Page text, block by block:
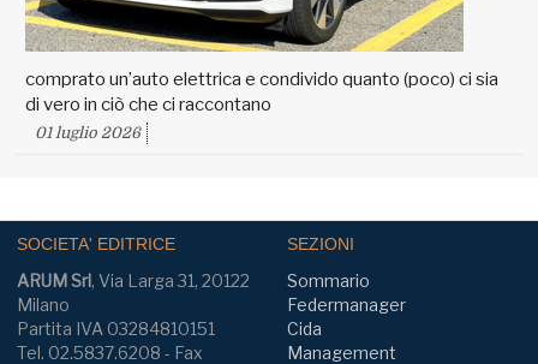
comprato un’auto elettrica e condivido quanto (poco) ci sia
di vero in ciò che ci raccontano
01 luglio 2026
SOCIETA' EDITRICE
ARUM Srl, Via Larga 31, 20122
Milano
Partita IVA 03284810151
Tel. 02.5837.6208 - Fax
SEZIONI
Sommario
Federmanager
Cida
Management